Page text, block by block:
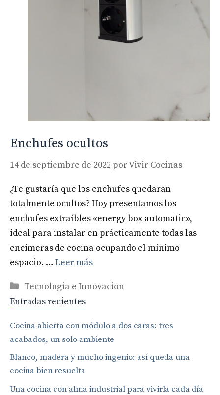
Enchufes ocultos
14 de septiembre de 2022 porVivir Cocinas
¿Te gustaría que los enchufes quedaran
totalmente ocultos? Hoy presentamos los
enchufes extraíbles «energy box automatic»,
ideal para instalar en prácticamente todas las
encimeras de cocina ocupando el mínimo
espacio. … Leer más
Categorías
Tecnologia e Innovacion
Entradas recientes
Cocina abierta con módulo a dos caras: tres
acabados, un solo ambiente
Blanco, madera y mucho ingenio: así queda una
cocina bien resuelta
Una cocina con alma industrial para vivirla cada día